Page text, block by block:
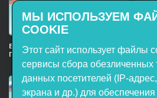
Включён в реестр Российского
ПО
МЫ ИСПОЛЬЗУЕМ
COOKIE
Этот сайт использует файлы
сервисы сбора обезличенных
данных посетителей (IP-
экрана и др.) для обеспечения